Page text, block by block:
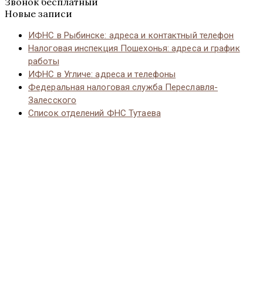
Новые записи
ИФНС в Рыбинске: адреса и контактный телефон
Налоговая инспекция Пошехонья: адреса и график
работы
ИФНС в Угличе: адреса и телефоны
Федеральная налоговая служба Переславля-
Залесского
Список отделений ФНС Тутаева